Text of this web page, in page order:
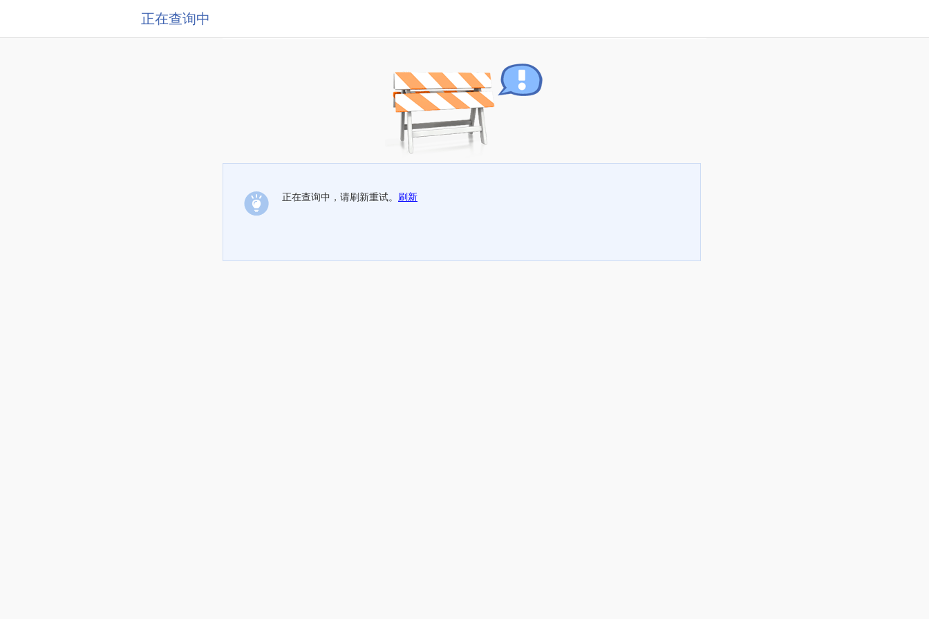
正在查询中
正在查询中，请刷新重试。 刷新